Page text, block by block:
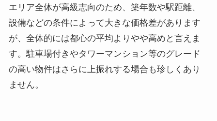
エリア全体が高級志向のため、築年数や駅距離、
設備などの条件によって大きな価格差があります
が、全体的には都心の平均よりやや高めと言えま
す。駐車場付きやタワーマンション等のグレード
の高い物件はさらに上振れする場合も珍しくあり
ません。